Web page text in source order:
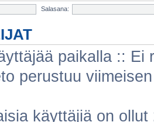
Salasana:
paikalla :: Ei
perustuu
käyttäjiä on ollut